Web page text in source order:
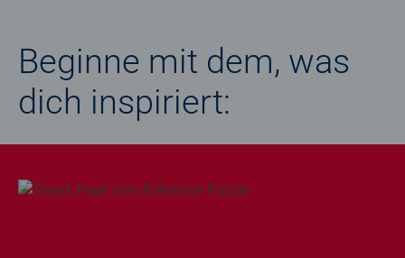
Beginne mit dem, was
dich inspiriert: